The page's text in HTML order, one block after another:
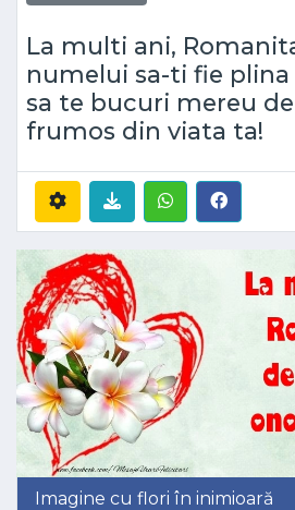
La multi ani,
numelui sa-ti fie plina
sa te bucuri mereu
frumos din viata ta!
Imagine cu flori în inimioară